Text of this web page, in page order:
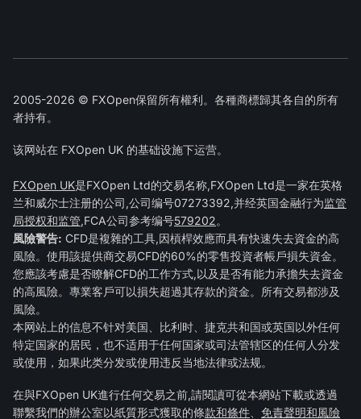
2005-2026 © FXOpen保留所有權利。各種商標歸其各自的所有
者持有。
该网站在 FXOpen UK 的基础设施下运营。
FXOpen UK是FXOpen Ltd的交易名称,FXOpen Ltd是一家在英格
兰和威尔士注册的公司,公司编号07273392,并经英国金融行为监管
局授权和监管,FCA公司参考编号579202。
風險警告: CFD是複雜的工具,因槓桿效應而具有快速失去資金的高
風險。使用該提供商交易CFD的60%的零售投資者帳戶損失資金。
您應該考慮是否瞭解CFD的工作方式,以及是否有能力承擔失去資金
的高風險。專業客戶可以損失超過其存款的資金。所有交易都涉及
風險。
本网站上的信息不针对美国、比利时、捷克共和国或英国以外任何
特定国家的居民，也不适用于任何国家或司法管辖区的任何人分发
或使用，如果此类分发或使用违反当地法律或法规。
在與FXOpen UK進行任何交易之前,請閱讀可從本網站下載或透過
聯繫我們的辦公室以紙質形式獲取的條款和條件 免責聲明和風險